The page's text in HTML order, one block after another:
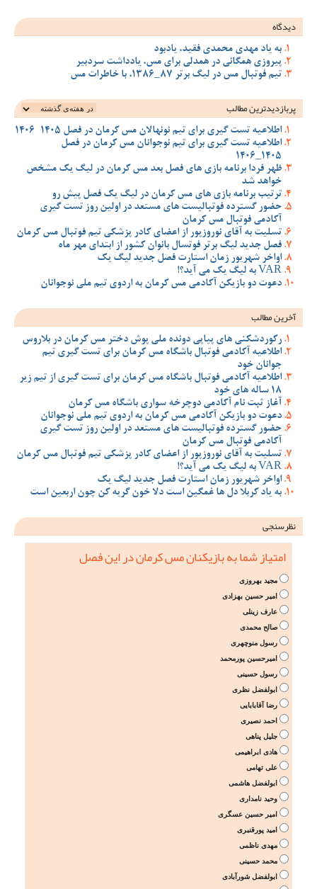
دیدگاه
به یاد مهدی محمدی فقید، یادبود
پیروزی همگانی در همدلی برای مس، یادداشت سردبیر
تیم فوتبال مس در لیگ برتر 87_1386، با خاطرات مس
پربازدیدترین‌ مطالب
اطلاعیه تست گیری برای تیم نونهالان مس کرمان در فصل 1405-1406
اطلاعیه تست گیری برای تیم نوجوانان مس کرمان در فصل
1405_1406
ظهر فردا برنامه بازی های فصل بعد مس کرمان در لیگ یک مشخص
خواهد شد
ترتیب برنامه بازی های مس کرمان در لیگ یک فصل پیش رو
حضور گسترده فوتبالیست های مستعد در اولین روز تست گیری
آکادمی فوتبال مس کرمان
تسلیت به آقای نوروزپور از اعضای کادر پزشکی تیم فوتبال مس کرمان
فصل جدید لیگ برتر فوتسال بانوان کشور از ابتدای مهر ماه
اواخر شهریور زمان استارت فصل جدید لیگ یک
VAR به لیگ یک می آید؟!
دعوت دو بازیکن آکادمی مس کرمان به اردوی تیم ملی نوجوانان
آخرین مطالب
رکوردشکنی های پیاپی دونده ملی پوش دختر مس کرمان در بلاروس
اطلاعیه آکادمی فوتبال باشگاه مس کرمان برای تست گیری تیم
جوانان خود
اطلاعیه آکادمی فوتبال باشگاه مس کرمان برای تست گیری از تیم زیر
18 ساله های خود
آغاز ثبت نام آکادمی دوچرخه سواری باشگاه مس کرمان
دعوت دو بازیکن آکادمی مس کرمان به اردوی تیم ملی نوجوانان
حضور گسترده فوتبالیست های مستعد در اولین روز تست گیری
آکادمی فوتبال مس کرمان
تسلیت به آقای نوروزپور از اعضای کادر پزشکی تیم فوتبال مس کرمان
VAR به لیگ یک می آید؟!
اواخر شهریور زمان استارت فصل جدید لیگ یک
به یاد کربلا دل ها غمگین است دلا خون گریه کن چون اربعین است
نظرسنجی
امتیاز شما به بازیکنان مس کرمان در این فصل
مجید بهروزی
امیر حسین بهزادی
عارف زینلی
صالح محمدی
رسول منوچهری
امیرحسین پورمحمد
رسول حسینی
ابولفضل نظری
رضا آقابابایی
احمد نصیری
جلیل پناهی
هادی ابراهیمی
علی تهامی
ابولفضل هاشمی
وحید نامداری
امیر حسین عسگری
امید پورقنبری
مهدی ناظمی
محمد حسینی
ابولفضل شورآبادی